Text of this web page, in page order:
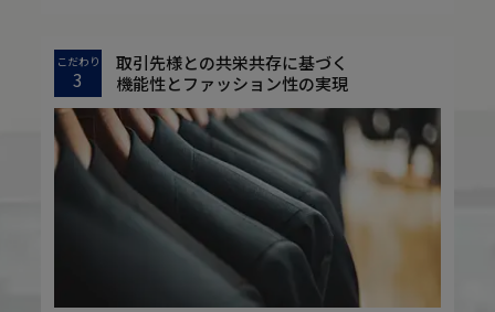
こだわり
3
取引先様との共栄共存に基づく
機能性とファッション性の実現